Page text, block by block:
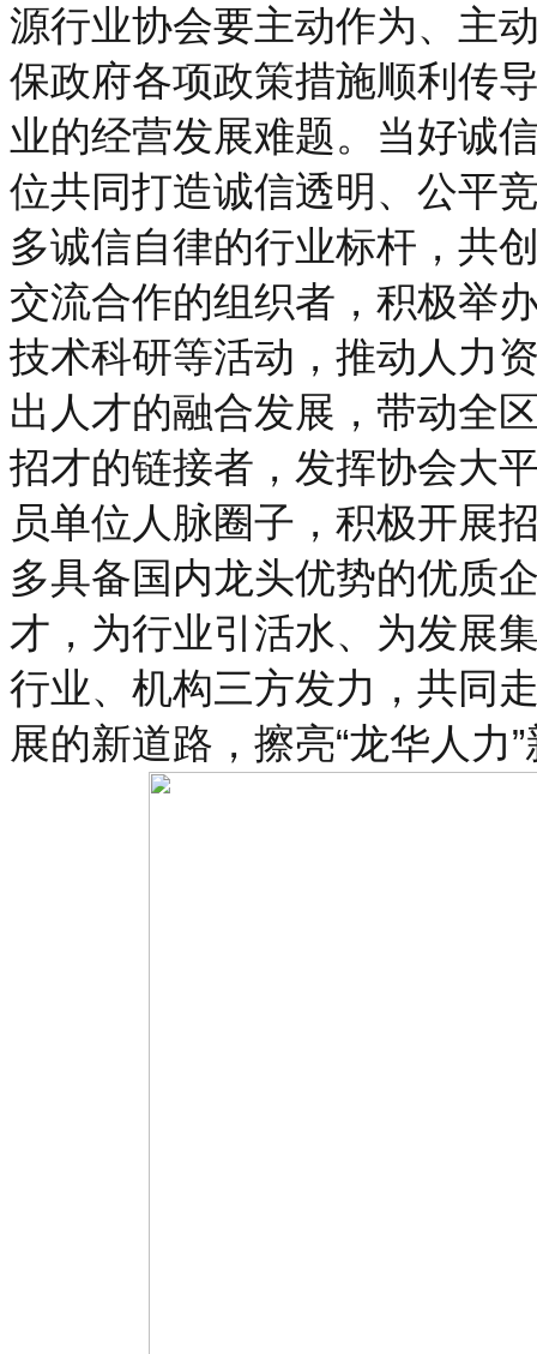
源行业协会要主动作为、主
保政府各项政策措施顺利传
业的经营发展难题。当好诚
位共同打造诚信透明、公平
多诚信自律的行业标杆，共
交流合作的组织者，积极举
技术科研等活动，推动人力
出人才的融合发展，带动全
招才的链接者，发挥协会大
员单位人脉圈子，积极开展
多具备国内龙头优势的优质
才，为行业引活水、为发展
行业、机构三方发力，共同
展的新道路，擦亮“龙华人力